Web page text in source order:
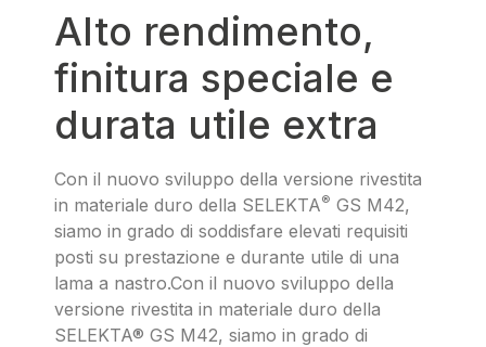
Alto rendimento,
finitura speciale e
durata utile extra
Con il nuovo sviluppo della versione rivestita
in materiale duro della SELEKTA® GS M42,
siamo in grado di soddisfare elevati requisiti
posti su prestazione e durante utile di una
lama a nastro.Con il nuovo sviluppo della
versione rivestita in materiale duro della
SELEKTA® GS M42, siamo in grado di